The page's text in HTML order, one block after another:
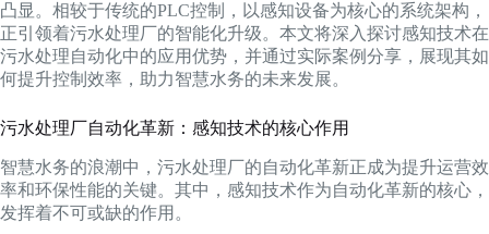
凸显。相较于传统的PLC控制，以感知设备为核心的系统架构，
正引领着污水处理厂的智能化升级。本文将深入探讨感知技术在
污水处理自动化中的应用优势，并通过实际案例分享，展现其如
何提升控制效率，助力智慧水务的未来发展。
污水处理厂自动化革新：感知技术的核心作用
智慧水务的浪潮中，污水处理厂的自动化革新正成为提升运营效
率和环保性能的关键。其中，感知技术作为自动化革新的核心，
发挥着不可或缺的作用。